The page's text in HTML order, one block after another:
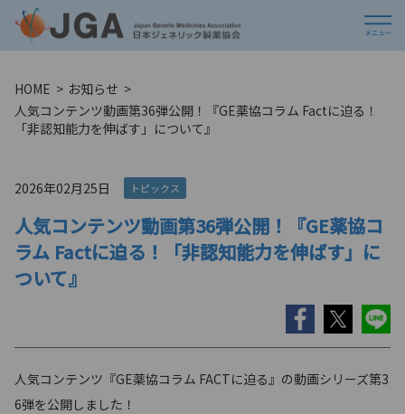
HOME
お知らせ
人気コンテンツ動画第36弾公開！『GE薬協コラム Factに迫る！
「非認知能力を伸ばす」について』
2026年02月25日 トピックス
人気コンテンツ動画第36弾公開！『GE薬協コ
ラム Factに迫る！「非認知能力を伸ばす」に
ついて』
人気コンテンツ『GE薬協コラム FACTに迫る』の動画シリーズ第3
6弾を公開しました！